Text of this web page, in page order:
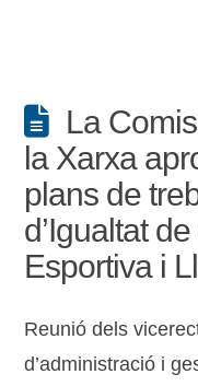
La
la Xarxa
plans de
d’Igualtat
Esportiva i
Reunió dels
d’administració i